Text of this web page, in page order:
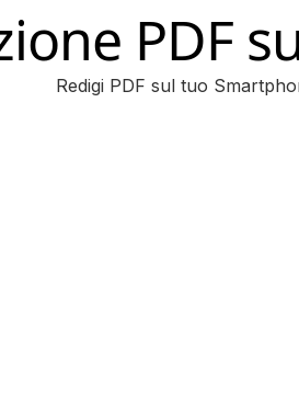
PDF
Redigi PDF sul tuo